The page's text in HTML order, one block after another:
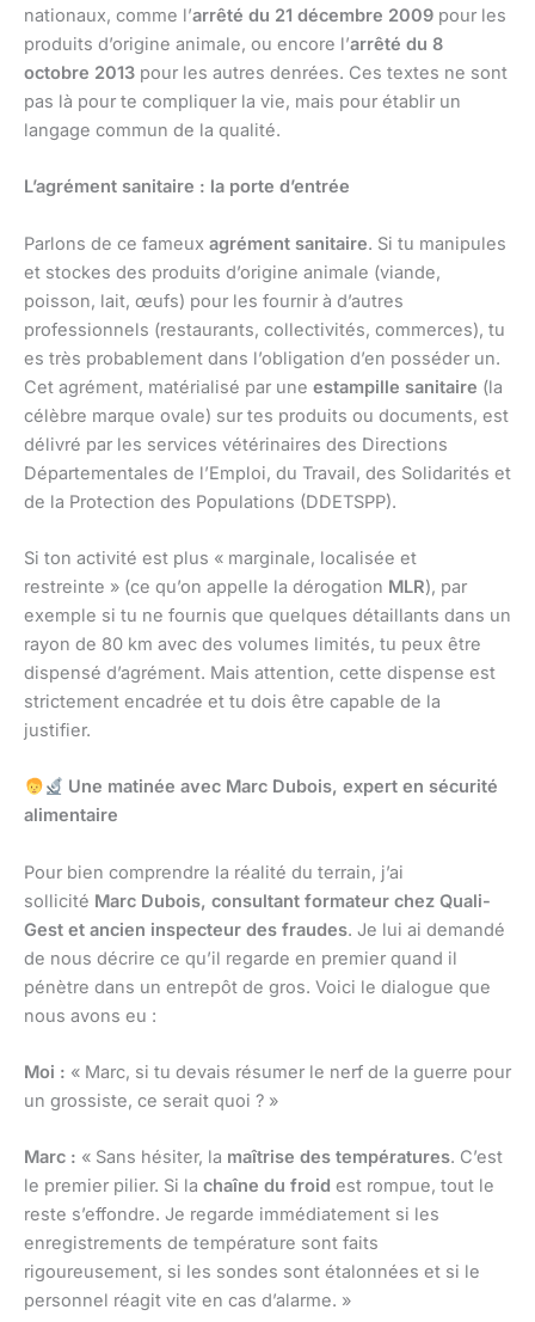
nationaux, comme l’arrêté du 21 décembre 2009 pour les
produits d’origine animale, ou encore l’arrêté du 8
octobre 2013 pour les autres denrées. Ces textes ne sont
pas là pour te compliquer la vie, mais pour établir un
langage commun de la qualité.
L’agrément sanitaire : la porte d’entrée
Parlons de ce fameux agrément sanitaire. Si tu manipules
et stockes des produits d’origine animale (viande,
poisson, lait, œufs) pour les fournir à d’autres
professionnels (restaurants, collectivités, commerces), tu
es très probablement dans l’obligation d’en posséder un.
Cet agrément, matérialisé par une estampille sanitaire (la
célèbre marque ovale) sur tes produits ou documents, est
délivré par les services vétérinaires des Directions
Départementales de l’Emploi, du Travail, des Solidarités et
de la Protection des Populations (DDETSPP).
Si ton activité est plus « marginale, localisée et
restreinte » (ce qu’on appelle la dérogation MLR), par
exemple si tu ne fournis que quelques détaillants dans un
rayon de 80 km avec des volumes limités, tu peux être
dispensé d’agrément. Mais attention, cette dispense est
strictement encadrée et tu dois être capable de la
justifier.
Une matinée avec Marc Dubois, expert en sécurité
alimentaire
Pour bien comprendre la réalité du terrain, j’ai
sollicité Marc Dubois, consultant formateur chez Quali-
Gest et ancien inspecteur des fraudes. Je lui ai demandé
de nous décrire ce qu’il regarde en premier quand il
pénètre dans un entrepôt de gros. Voici le dialogue que
nous avons eu :
Moi : « Marc, si tu devais résumer le nerf de la guerre pour
un grossiste, ce serait quoi ? »
Marc : « Sans hésiter, la maîtrise des températures. C’est
le premier pilier. Si la chaîne du froid est rompue, tout le
reste s’effondre. Je regarde immédiatement si les
enregistrements de température sont faits
rigoureusement, si les sondes sont étalonnées et si le
personnel réagit vite en cas d’alarme. »